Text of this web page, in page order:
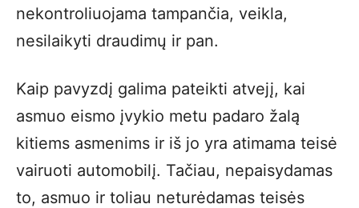
nekontroliuojama tampančia, veikla,
nesilaikyti draudimų ir pan.
Kaip pavyzdį galima pateikti atvejį, kai
asmuo eismo įvykio metu padaro žalą
kitiems asmenims ir iš jo yra atimama teisė
vairuoti automobilį. Tačiau, nepaisydamas
to, asmuo ir toliau neturėdamas teisės